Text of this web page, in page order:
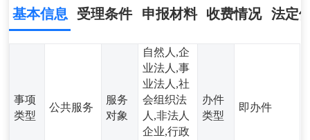
基本信息 受理条件 申报材料 收费情况 法定
事项
类型
公共服务
服务
对象
自然人,企
业法人,事
业法人,社
会组织法
人,非法人
企业,行政
办件
类型
即办件